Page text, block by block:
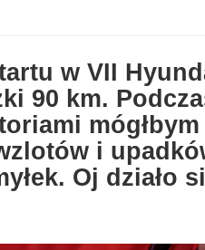
w VII
90 km.
i
Oj działo